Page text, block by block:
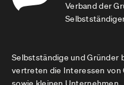
Verband der
Selbstständige und Gründer
vertreten die Interessen von